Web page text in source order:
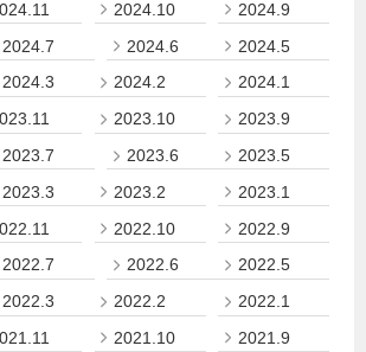
2024.10
2024.9
2024.7 2024.6
2024.5
2024.3 2024.2
2024.1
2023.10
2023.9
2023.7 2023.6
2023.5
2023.3 2023.2
2023.1
2022.10
2022.9
2022.7 2022.6
2022.5
2022.3 2022.2
2022.1
2021.10
2021.9